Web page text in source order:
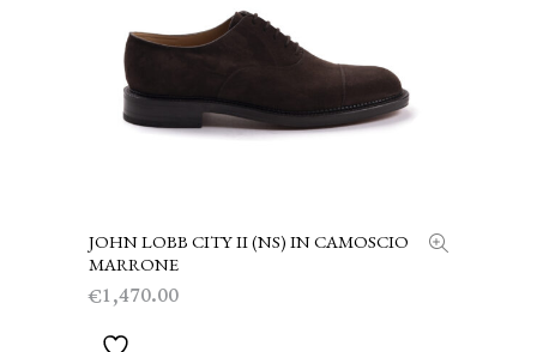
€1,050.00.€790.00.
SCEGLI
JOHN LOBB CITY II (NS) IN CAMOSCIO
MARRONE
€1,470.00